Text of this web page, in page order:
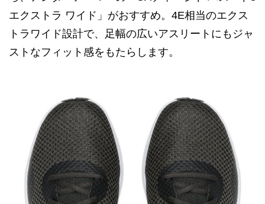
エクストラ ワイド」がおすすめ。4E相当のエクス
トラワイド設計で、足幅の広いアスリートにもジャ
ストなフィット感をもたらします。